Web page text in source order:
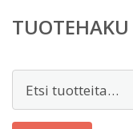
TUOTEHAKU